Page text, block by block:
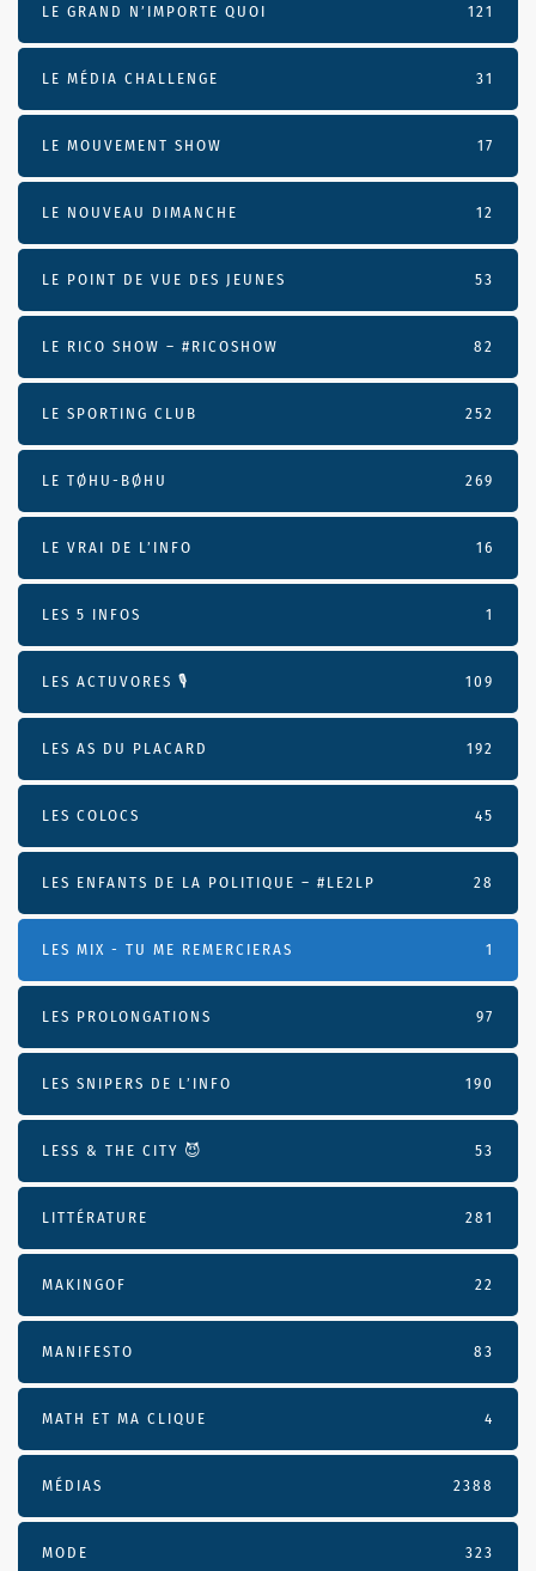
LE GRAND N’IMPORTE QUOI 121
LE MÉDIA CHALLENGE 31
LE MOUVEMENT SHOW 17
LE NOUVEAU DIMANCHE 12
LE POINT DE VUE DES JEUNES 53
LE RICO SHOW – #RICOSHOW 82
LE SPORTING CLUB 252
LE TØHU-BØHU 269
LE VRAI DE L’INFO 16
LES 5 INFOS 1
LES ACTUVORES 🎙 109
LES AS DU PLACARD 192
LES COLOCS 45
LES ENFANTS DE LA POLITIQUE – #LE2LP 28
LES MIX - TU ME REMERCIERAS 1
LES PROLONGATIONS 97
LES SNIPERS DE L’INFO 190
LESS & THE CITY 😈 53
LITTÉRATURE 281
MAKINGOF 22
MANIFESTO 83
MATH ET MA CLIQUE 4
MÉDIAS 2388
MODE 323